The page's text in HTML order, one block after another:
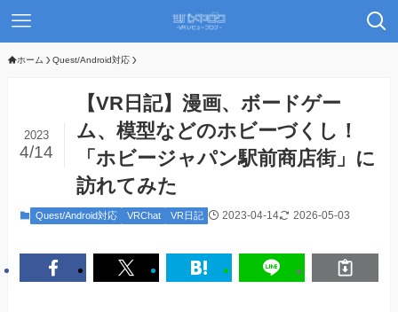
ホーム Quest/Android対応
【VR日記】漫画、ボードゲー
ム、模型などのホビーづくし！
「ホビージャパン駅前商店街」に
訪れてみた
2023
4/14
Quest/Android対応 VRChat VR日記 2023-04-14 2026-05-03